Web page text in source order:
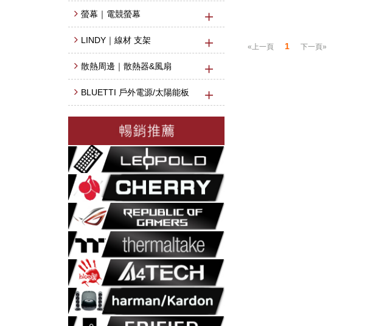
螢幕｜電競螢幕
LINDY｜線材 支架
散熱周邊｜散熱器&風扇
BLUETTI 戶外電源/太陽能板
«上一頁 1 下一頁»